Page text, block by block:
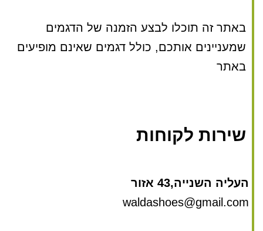
באתר זה תוכלו לבצע הזמנה של הדגמים
שמעניינים אותכם, כולל דגמים שאינם מופיעים
באתר
שירות לקוחות
העליה השנייה,43 אזור
waldashoes@gmail.com